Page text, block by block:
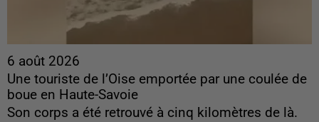
6 août 2026
Une touriste de l’Oise emportée par une coulée de
boue en Haute-Savoie
Son corps a été retrouvé à cinq kilomètres de là.